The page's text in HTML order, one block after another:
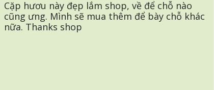
Cặp hươu này đẹp lắm shop, về để chỗ nào
cũng ưng. Mình sẽ mua thêm để bày chỗ khác
nữa. Thanks shop